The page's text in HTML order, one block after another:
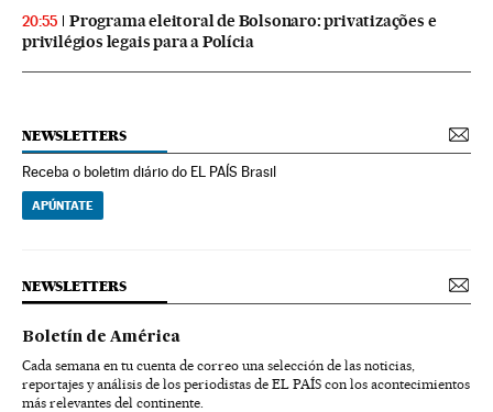
20:55
Programa eleitoral de Bolsonaro: privatizações e
privilégios legais para a Polícia
NEWSLETTERS
Receba o boletim diário do EL PAÍS Brasil
APÚNTATE
NEWSLETTERS
Boletín de América
Cada semana en tu cuenta de correo una selección de las noticias,
reportajes y análisis de los periodistas de EL PAÍS con los acontecimientos
más relevantes del continente.